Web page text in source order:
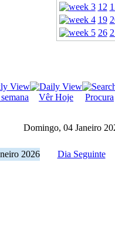
12
19
26
Vêr Hoje Procura
Domingo, 04 Janeiro
2026 Dia Seguinte